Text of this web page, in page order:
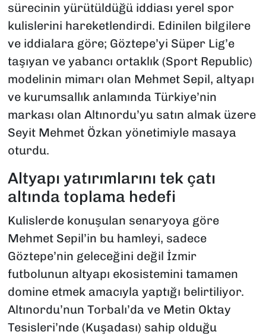
sürecinin yürütüldüğü iddiası yerel spor
kulislerini hareketlendirdi. Edinilen bilgilere
ve iddialara göre; Göztepe’yi Süper Lig’e
taşıyan ve yabancı ortaklık (Sport Republic)
modelinin mimarı olan Mehmet Sepil, altyapı
ve kurumsallık anlamında Türkiye’nin
markası olan Altınordu’yu satın almak üzere
Seyit Mehmet Özkan yönetimiyle masaya
oturdu.
Altyapı yatırımlarını tek çatı
altında toplama hedefi
Kulislerde konuşulan senaryoya göre
Mehmet Sepil’in bu hamleyi, sadece
Göztepe’nin geleceğini değil İzmir
futbolunun altyapı ekosistemini tamamen
domine etmek amacıyla yaptığı belirtiliyor.
Altınordu’nun Torbalı’da ve Metin Oktay
Tesisleri’nde (Kuşadası) sahip olduğu